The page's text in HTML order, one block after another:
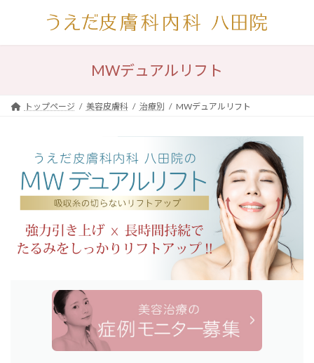
ン
ー
MWデュアルリフト
トップページ 美容皮膚科 治療別 MWデュアルリフト